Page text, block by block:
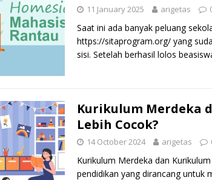
11 January 2025 arigetas
Saat ini ada banyak peluang
https://sitaprogram.org/ yang
sisi. Setelah berhasil lolos
Kurikulum Merdeka
Lebih Cocok?
14 October 2024 arigetas
Kurikulum Merdeka dan
pendidikan yang dirancang untuk